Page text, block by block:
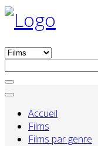
Accueil
Films
Films par genre